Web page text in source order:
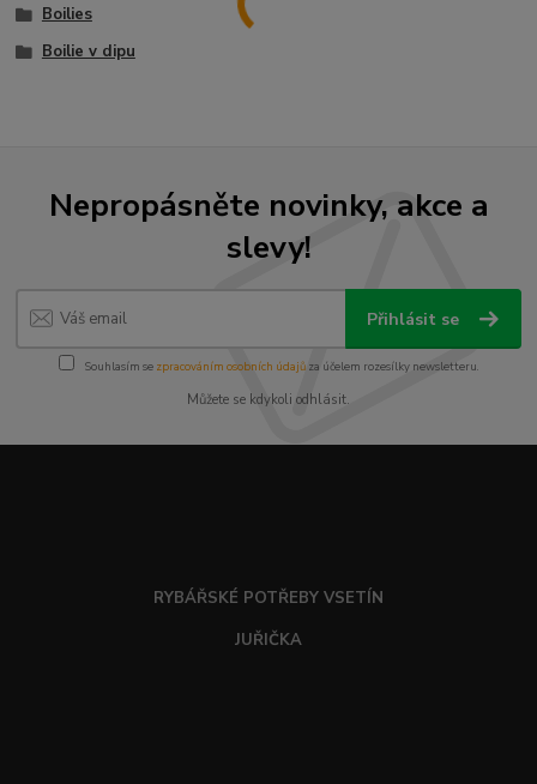
Boilies
Boilie v dipu
Nepropásněte novinky, akce a
slevy!
Přihlásit se
Souhlasím se zpracováním osobních údajůza účelem rozesílky newsletteru.
Můžete se kdykoli odhlásit.
RYBÁŘSKÉ POTŘEBY VSETÍN
JUŘIČKA